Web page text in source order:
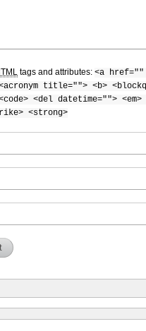
tags and attributes: <a
title=""> <b>
<del datetime=""> <em>
<strong>